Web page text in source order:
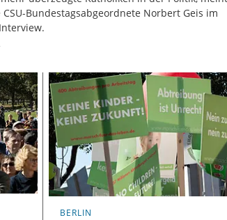
Bundestagsabgeordnete Norbert Geis im
BERLIN